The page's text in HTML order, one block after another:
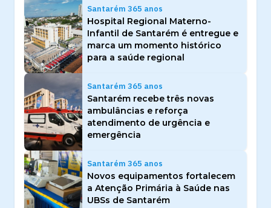
Santarém 365 anos
Hospital Regional Materno-
Infantil de Santarém é entregue e
marca um momento histórico
para a saúde regional
Santarém 365 anos
Santarém recebe três novas
ambulâncias e reforça
atendimento de urgência e
emergência
Santarém 365 anos
Novos equipamentos fortalecem
a Atenção Primária à Saúde nas
UBSs de Santarém